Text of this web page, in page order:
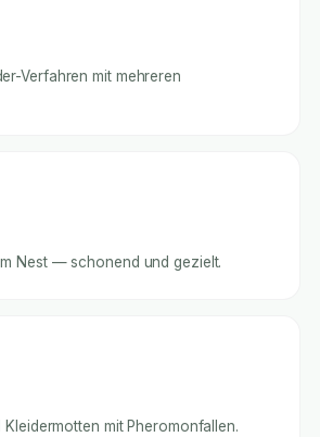
Verfahren mit mehreren
Nest — schonend und gezielt.
Kleidermotten mit Pheromonfallen.